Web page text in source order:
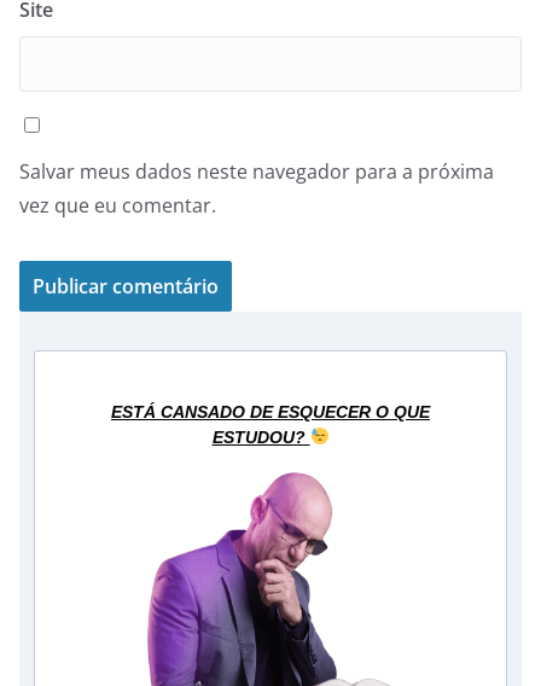
Site
Salvar meus dados neste navegador para a próxima
vez que eu comentar.
ESTÁ CANSADO DE ESQUECER O QUE
ESTUDOU?